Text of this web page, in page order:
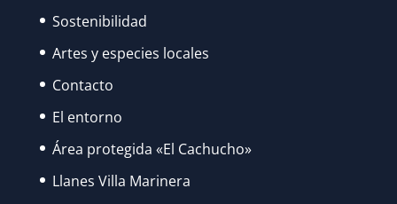
Sostenibilidad
Artes y especies locales
Contacto
El entorno
Área protegida «El Cachucho»
Llanes Villa Marinera